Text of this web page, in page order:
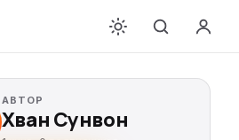
АВТОР
Хван Сунвон